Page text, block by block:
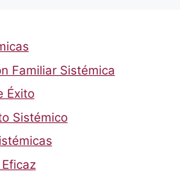
Familiar Sistémica
Éxito
Sistémico